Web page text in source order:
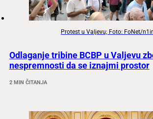
Protest u Valjevu; Foto: FoNet/
Odlaganje tribine BCBP u Valjevu
nespremnosti da se iznajmi prostor
2 MIN ČITANJA